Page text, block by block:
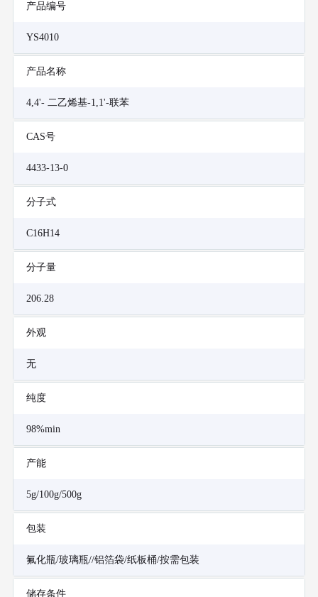
产品编号
YS4010
产品名称
4,4'- 二乙烯基-1,1'-联苯
CAS号
4433-13-0
分子式
C16H14
分子量
206.28
外观
无
纯度
98%min
产能
5g/100g/500g
包装
氟化瓶/玻璃瓶//铝箔袋/纸板桶/按需包装
储存条件